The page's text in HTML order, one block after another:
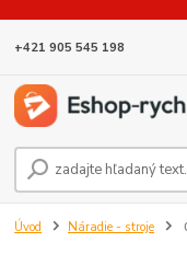
+421 905 545 198
Úvod Náradie - stroje